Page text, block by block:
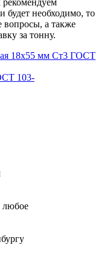
будет необходимо, то
вопросы, а также
за тонну.
18х55 мм Ст3 ГОСТ
103-
любое